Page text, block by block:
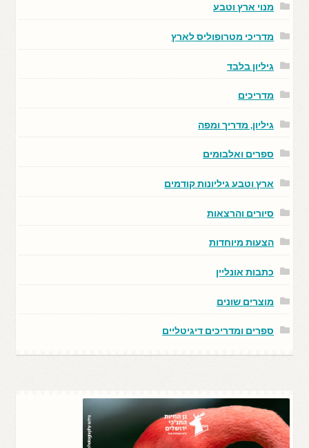
מנוי ארץ וטבע
מדריכי מטרופוליס לארץ
גיליון בלבד
מדריכים
גיליון, מדריך ומפה
ספרים ואלבומים
ארץ וטבע גיליונות קודמים
סיורים והרצאות
הצעות מיוחדות
כתבות אונליין
מוצרים שונים
ספרים ומדריכים דיגיטליים